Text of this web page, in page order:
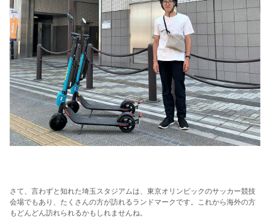
さて、言わずと知れた埼玉スタジアムは、東京オリンピックのサッカー競技
会場でもあり、たくさんの方が訪れるランドマークです。これから海外の方
もどんどん訪れられるかもしれませんね。